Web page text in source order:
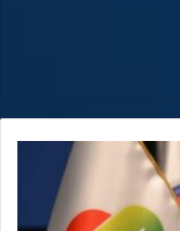
empresarial
expresa
preocupación